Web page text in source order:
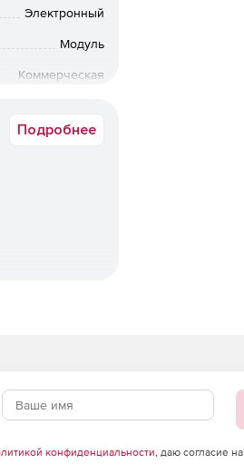
ко всем
истории
и
Электронный
Модуль
Коммерческая
Подробнее
конфиденциальности, даю согласие на